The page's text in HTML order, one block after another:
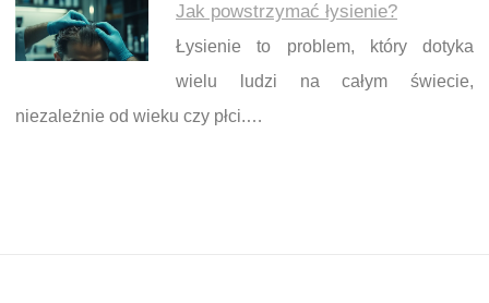
Jak powstrzymać łysienie?
Łysienie to problem, który dotyka
wielu ludzi na całym świecie,
niezależnie od wieku czy płci.…